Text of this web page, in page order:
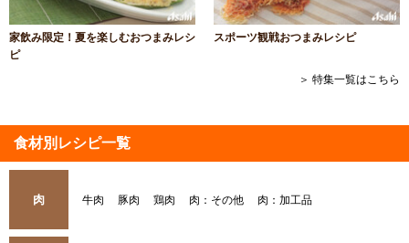
家飲み限定！夏を楽しむおつまみレシ
ピ
スポーツ観戦おつまみレシピ
＞ 特集一覧はこちら
食材別レシピ一覧
肉 牛肉 豚肉 鶏肉 肉：その他 肉：加工品